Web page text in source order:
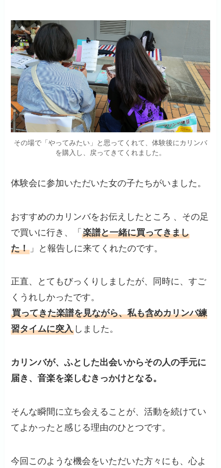
その場で「やってみたい」と思ってくれて、体験後にカリンバ
を購入し、戻ってきてくれました。
体験会に参加いただいた女の子たちがいました。
おすすめのカリンバをお伝えしたところ 、その足
で買いに行き、「楽譜と一緒に買ってきまし
た！ 」と報告しに来てくれたのです。
正直、とてもびっくりしましたが、同時に、すご
くうれしかったです。
買ってきた楽譜を見ながら、私も含めカリンバ練
習タイムに突入 しました。
カリンバが、ふとした出会いからその人の手元に
届き、音楽を楽しむきっかけとなる。
そんな瞬間に立ち会えることが、活動を続けてい
てよかったと感じる理由のひとつです。
今回このような機会をいただいた方々にも、心よ